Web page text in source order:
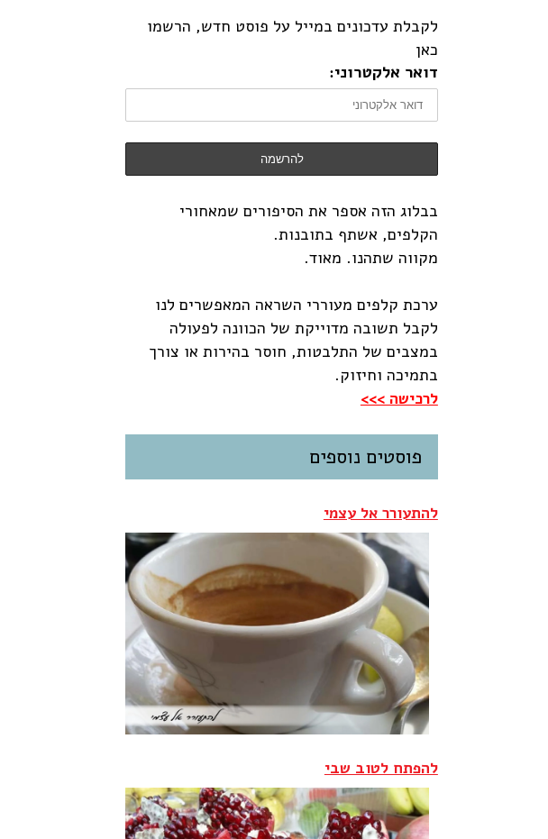
לקבלת עדכונים במייל על פוסט חדש, הרשמו
כאן
דואר אלקטרוני:
בבלוג הזה אספר את הסיפורים שמאחורי
הקלפים, אשתף בתובנות.
מקווה שתהנו. מאוד.
ערכת קלפים מעוררי השראה המאפשרים לנו
לקבל תשובה מדוייקת של הכוונה לפעולה
במצבים של התלבטות, חוסר בהירות או צורך
בתמיכה וחיזוק.
לרכישה >>>
פוסטים נוספים
להתעורר אל עצמי
להפתח לטוב שבי